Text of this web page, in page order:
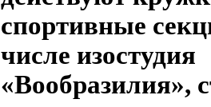
спортивные
числе изостудия
«Вообразилия»,